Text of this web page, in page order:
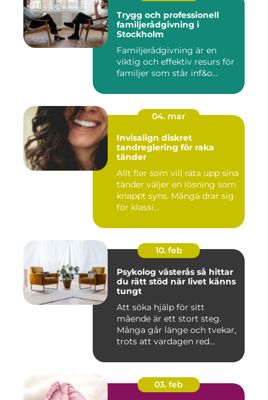
Trygg och professionell
familjerådgivning i
Stockholm
Familjerådgivning är en
viktig och effektiv resurs för
familjer som står inf&o...
04. mar
Invisalign diskret
tandreglering för raka
tänder
Allt fler som vill räta upp sina
tänder väljer en lösning som
knappt syns. Många drar sig
för klassi...
10. feb
Psykolog västerås så hittar
du rätt stöd när livet känns
tungt
Att söka hjälp för sitt
mående är ett stort steg.
Många går länge och tvekar,
trots att vardagen red...
03. feb